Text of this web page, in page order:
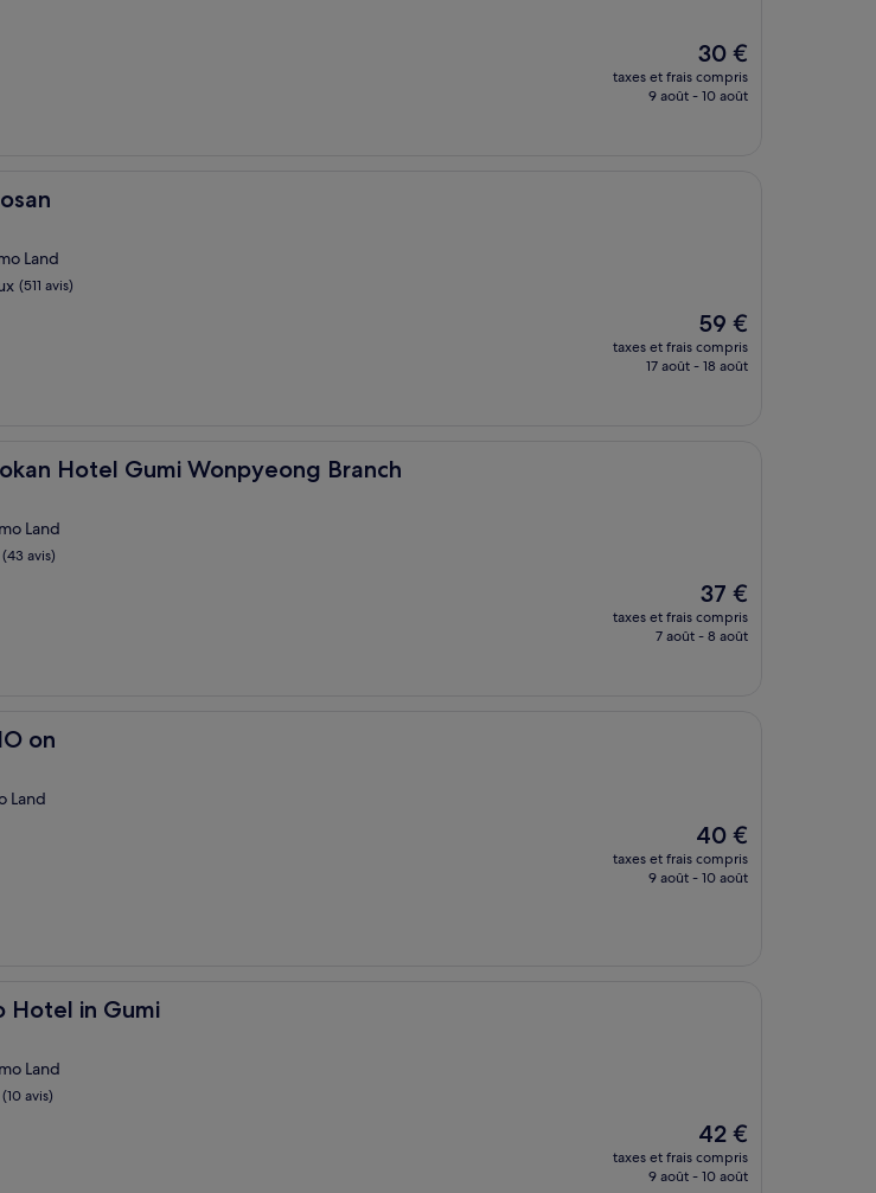
Le
nouveau
prix
30 €
taxes et frais compris
9 août - 10 août
Land
(511 avis)
Le
nouveau
prix
59 €
taxes et frais compris
17 août - 18 août
Hotel Gumi Wonpyeong Branch
Hotel Gumi Wonpyeong Branch
Land
(43 avis)
Le
nouveau
prix
37 €
taxes et frais compris
7 août - 8 août
on
Land
Le
nouveau
prix
40 €
taxes et frais compris
9 août - 10 août
Hotel in Gumi
in Gumi
Land
(10 avis)
Le
nouveau
prix
42 €
taxes et frais compris
9 août - 10 août